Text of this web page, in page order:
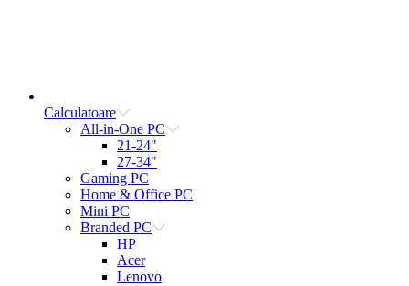
Calculatoare
All-in-One PC
21-24"
27-34"
Gaming PC
Home & Office PC
Mini PC
Branded PC
HP
Acer
Lenovo